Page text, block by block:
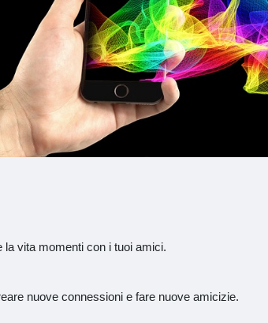
vita momenti con i tuoi amici.
nuove connessioni e fare nuove amicizie.